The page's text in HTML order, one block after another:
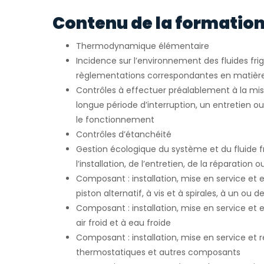
Contenu de la
Thermodynamique élémentaire
Incidence sur l’environnement des fluides
règlementations correspondantes en
Contrôles à effectuer préalablement à la
longue période d’interruption, un entretien
le fonctionnement
Contrôles d’étanchéité
Gestion écologique du système et du fluide
l’installation, de l’entretien, de la réparation
Composant : installation, mise en service et
piston alternatif, à vis et à spirales, à un ou
Composant : installation, mise en service et
air froid et à eau froide
Composant : installation, mise en service et
thermostatiques et autres composants